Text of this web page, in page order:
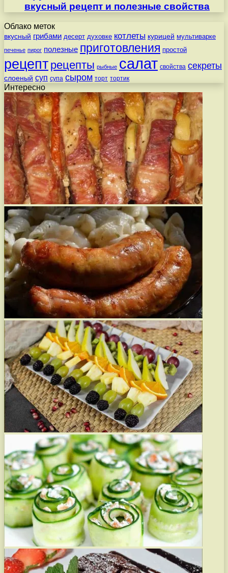
вкусный рецепт и полезные свойства
Облако меток
вкусный грибами десерт духовке котлеты курицей мультиварке
печенье пирог полезные приготовления простой
рецепт рецепты рыбные салат свойства секреты
слоеный суп супа сыром торт тортик
Интересно